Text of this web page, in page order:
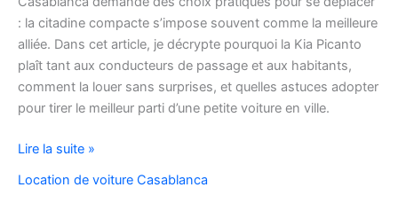
: la citadine compacte s’impose souvent comme la meilleure
alliée. Dans cet article, je décrypte pourquoi la Kia Picanto
plaît tant aux conducteurs de passage et aux habitants,
comment la louer sans surprises, et quelles astuces adopter
pour tirer le meilleur parti d’une petite voiture en ville.
louez
Lire la suite »
Location de voiture Casablanca